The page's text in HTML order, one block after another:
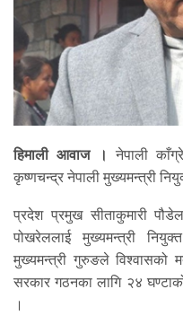
हिमाली आवाज ।
नेपाली
कृष्णचन्द्र नेपाली मुख्यमन्त्री
प्रदेश प्रमुख सीताकुमारी
पोखरेललाई मुख्यमन्त्री
मुख्यमन्त्री गुरुङले
सरकार गठनका लागि २४
।